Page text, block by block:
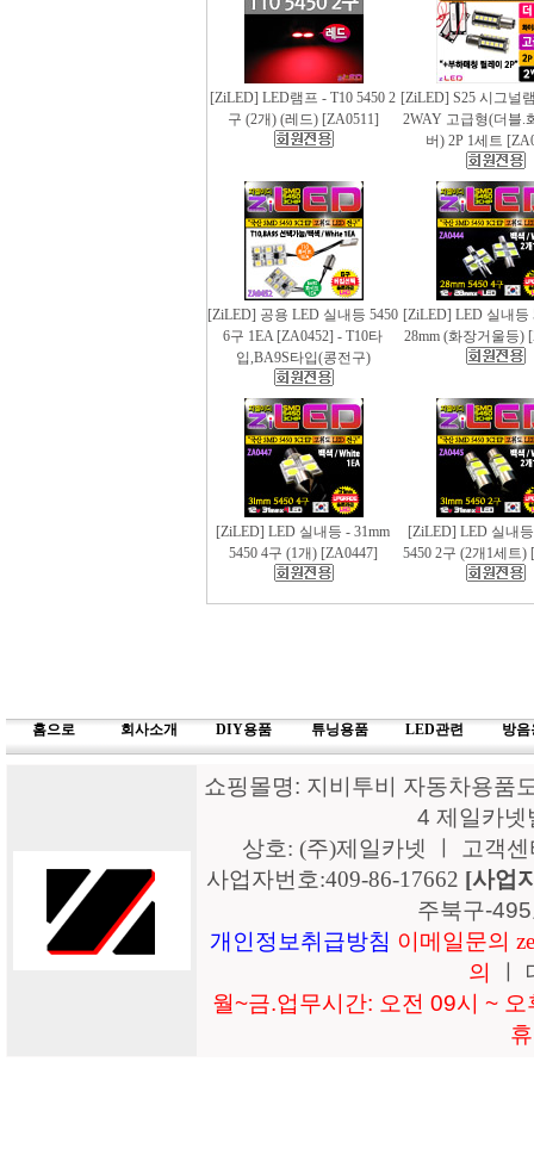
[ZiLED] LED램프 - T10 5450 2
구 (2개) (레드) [ZA0511]
[ZiLED] S25 시그널
2WAY 고급형(더블.
버) 2P 1세트
[ZiLED] 공용 LED 실내등 5450
6구 1EA [ZA0452] - T10타
입,BA9S타입(콩전구)
[ZiLED] LED 실내등
28mm (화장거울등)
[ZiLED] LED 실내등 - 31mm
5450 4구 (1개) [ZA0447]
[ZiLED] LED 실내
5450 2구 (2개1세트)
홈으로 회사소개 DIY용품 튜닝용품 LED관련 방음
쇼핑몰명: 지비투비 자동차용품
4 제일카
상호: (주)제일카넷 ㅣ 고객
사업자번호:409-86-17662 [사업
주북구-
개인정보취급방침 이메일문의
의
월~금.업무시간: 오전 09시 ~